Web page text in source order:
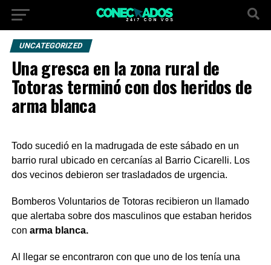
UNCATEGORIZED
Una gresca en la zona rural de
Totoras terminó con dos heridos de
arma blanca
Todo sucedió en la madrugada de este sábado en un
barrio rural ubicado en cercanías al Barrio Cicarelli. Los
dos vecinos debieron ser trasladados de urgencia.
Bomberos Voluntarios de Totoras recibieron un llamado
que alertaba sobre dos masculinos que estaban heridos
con arma blanca.
Al llegar se encontraron con que uno de los tenía una